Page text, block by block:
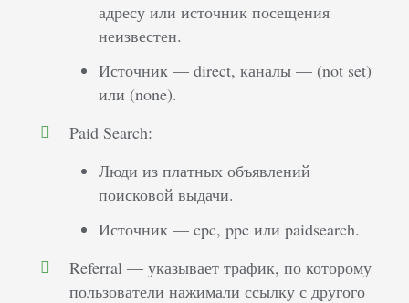
адресу или источник посещения
неизвестен.
Источник — direct, каналы — (not set)
или (none).
Paid Search:
Люди из платных объявлений
поисковой выдачи.
Источник — cpc, ppc или paidsearch.
Referral — указывает трафик, по которому
пользователи нажимали ссылку с другого